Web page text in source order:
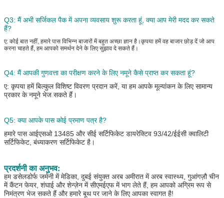
Q3: मैं अभी सर्जिकल पैक में अपना व्यवसाय शुरू करता हूं, क्या आप मेरी मदद कर सकते
हैं?
ए: कोई बात नहीं, हमारे पास विभिन्न बाजारों में बहुत अच्छा ज्ञान है।कृपया हमें वह बाजार छोड़ दें जो आप
करना चाहते हैं, हम आपको समर्थन देने के लिए सुझाव दे सकते हैं।
Q4: मैं आपकी गुणवत्ता का परीक्षण करने के लिए नमूने कैसे प्राप्त कर सकता हूं?
ए: कृपया हमें बिल्कुल विशिष्ट विवरण प्रदान करें, या हम आपके मूल्यांकन के लिए सामान्य
प्रकार के नमूने भेज सकते हैं।
Q5: क्या आपके पास कोई प्रमाण पत्र है?
हमारे पास आईएसओ 13485 और सीई सर्टिफिकेट डायरेक्टिव 93/42/ईईसी क्वालिटी
सर्टिफिकेट, बंध्याकरण सर्टिफिकेट है।
प्रदर्शनी का अनुभव:
हम डसेलडोर्फ जर्मनी में मेडिका, दुबई संयुक्त अरब अमीरात में अरब स्वास्थ्य, गुआंगज़ौ चीन
में कैंटन फेयर, शंघाई और शेन्ज़ेन में सीएमईएफ में भाग लेते हैं, हम आपको अग्रिम रूप से
निमंत्रण भेज सकते हैं और हमारे बूथ पर जाने के लिए आपका स्वागत है!